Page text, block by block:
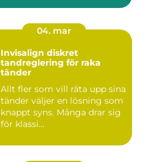
04. mar
Invisalign diskret
tandreglering för raka
tänder
Allt fler som vill räta upp sina
tänder väljer en lösning som
knappt syns. Många drar sig
för klassi...